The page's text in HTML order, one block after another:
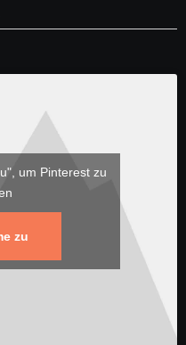
um Pinterest zu
zu